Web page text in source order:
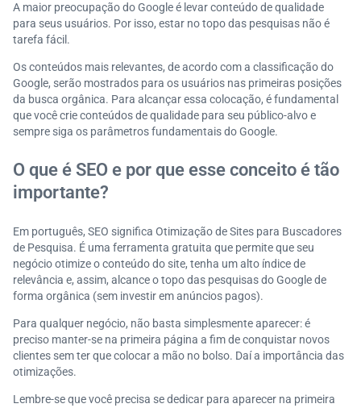
A maior preocupação do Google é levar conteúdo de qualidade
para seus usuários. Por isso, estar no topo das pesquisas não é
tarefa fácil.
Os conteúdos mais relevantes, de acordo com a classificação do
Google, serão mostrados para os usuários nas primeiras posições
da busca orgânica. Para alcançar essa colocação, é fundamental
que você crie conteúdos de qualidade para seu público-alvo e
sempre siga os parâmetros fundamentais do Google.
O que é SEO e por que esse conceito é tão
importante?
Em português, SEO significa Otimização de Sites para Buscadores
de Pesquisa. É uma ferramenta gratuita que permite que seu
negócio otimize o conteúdo do site, tenha um alto índice de
relevância e, assim, alcance o topo das pesquisas do Google de
forma orgânica (sem investir em anúncios pagos).
Para qualquer negócio, não basta simplesmente aparecer: é
preciso manter-se na primeira página a fim de conquistar novos
clientes sem ter que colocar a mão no bolso. Daí a importância das
otimizações.
Lembre-se que você precisa se dedicar para aparecer na primeira